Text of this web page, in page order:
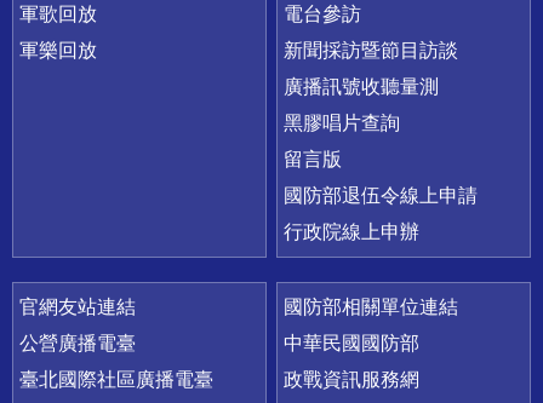
軍歌回放
軍樂回放
電台參訪
新聞採訪暨節目訪談
廣播訊號收聽量測
黑膠唱片查詢
留言版
國防部退伍令線上申請
行政院線上申辦
官網友站連結
公營廣播電臺
臺北國際社區廣播電臺
國防部相關單位連結
中華民國國防部
政戰資訊服務網